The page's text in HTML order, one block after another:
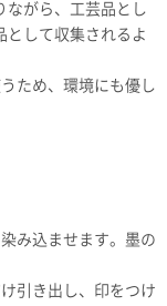
ながら、工芸品とし
として収集されるよ
ため、環境にも優し
み込ませます。墨の
引き出し、印をつけ